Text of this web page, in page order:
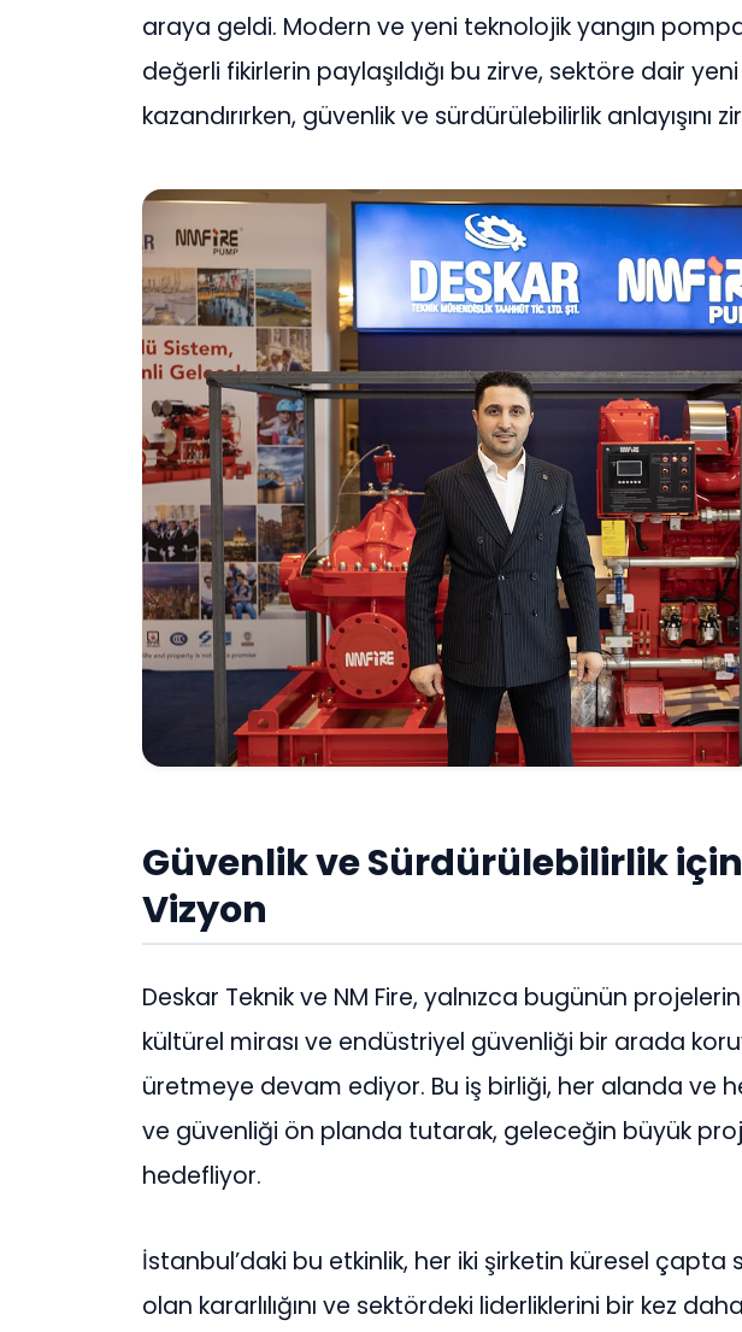
araya geldi. Modern ve yeni teknolojik yangın
değerli fikirlerin paylaşıldığı bu zirve, sektöre dair
kazandırırken, güvenlik ve sürdürülebilirlik anlayışını
Güvenlik ve Sürdürülebilirlik
Vizyon
Deskar Teknik ve NM Fire, yalnızca bugünün
kültürel mirası ve endüstriyel güvenliği bir arada
üretmeye devam ediyor. Bu iş birliği, her alanda ve
ve güvenliği ön planda tutarak, geleceğin büyük
hedefliyor.
İstanbul’daki bu etkinlik, her iki şirketin küresel
olan kararlılığını ve sektördeki liderliklerini bir kez